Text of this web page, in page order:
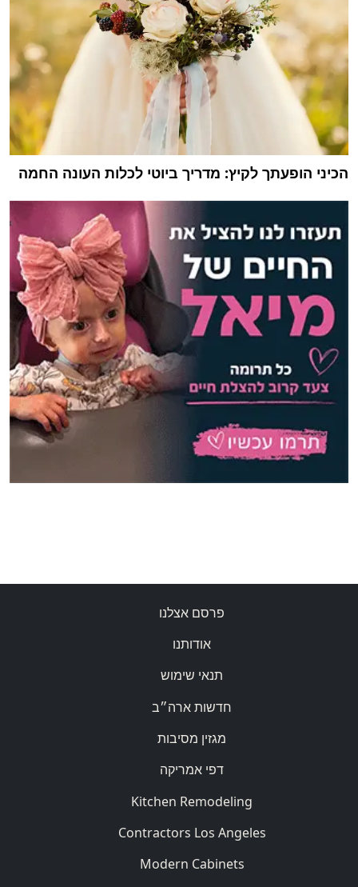
הכיני הופעתך לקיץ: מדריך ביוטי לכלות העונה החמה
פרסם אצלנו
אודותנו
תנאי שימוש
חדשות ארה״ב
מגזין מסיבות
דפי אמריקה
Kitchen Remodeling
Contractors Los Angeles
Modern Cabinets